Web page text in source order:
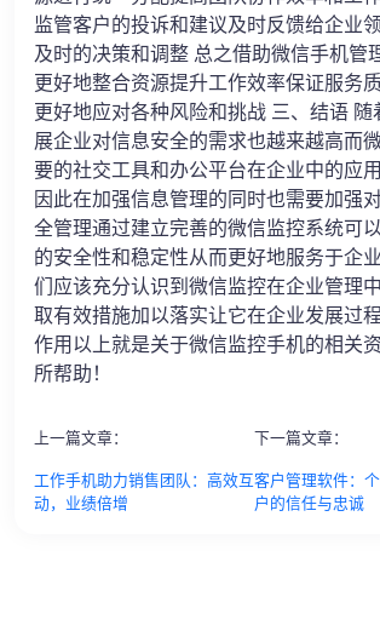
监管客户的投诉和建议及时反馈给企业
及时的决策和调整 总之借助微信手机管
更好地整合资源提升工作效率保证服务
更好地应对各种风险和挑战 三、结语
展企业对信息安全的需求也越来越高而
要的社交工具和办公平台在企业中的应
因此在加强信息管理的同时也需要加强
全管理通过建立完善的微信监控系统可
的安全性和稳定性从而更好地服务于企
们应该充分认识到微信监控在企业管理
取有效措施加以落实让它在企业发展过
作用以上就是关于微信监控手机的相关
所帮助！
上一篇文章：
工作手机助力销售团队：高效互
动，业绩倍增
下一篇文章：
客户管理软件：
户的信任与忠诚